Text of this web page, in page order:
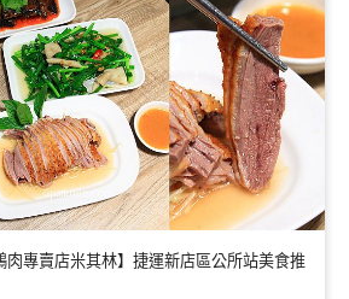
肉專賣店米其林】捷運新店區公所站美食推